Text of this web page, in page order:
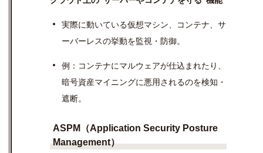
実際に動いている仮想マシン、コンテナ、サ
ーバーレスの挙動を監視・防御。
例：コンテナにマルウェアが仕込まれたり、
暗号資産マイニングに悪用されるのを検知・
遮断。
ASPM（Application Security Posture
Management）